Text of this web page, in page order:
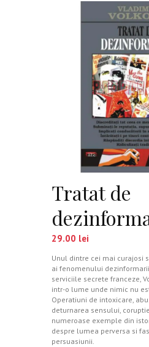
Tratat de
29.00 lei
Unul dintre cei mai curajosi
ai fenomenului
serviciile secrete franceze,
intr-o lume unde nimic nu
Operatiuni de intoxicare,
deturnarea sensului,
numeroase exemple din
despre lumea perversa si
persuasiunii.